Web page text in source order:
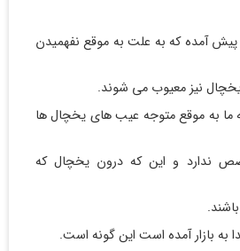
پیش آمده که به علت به موقع نفهمیدن
نیز معیوب می شوند.
به موقع متوجه عیب های یخچال ها
ندارد و این که درون یخچال که
به بازار آمده است این گونه است.